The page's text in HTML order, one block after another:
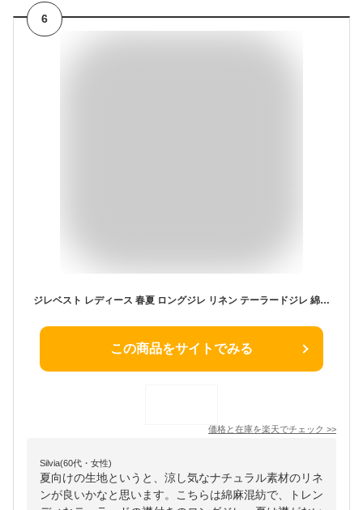
6
ジレベスト レディース 春夏 ロングジレ リネン テーラードジレ 綿麻 トレンチベスト テーラード風 無地 ジレンチ トップス ロングベスト 春 秋 夏
この商品をサイトでみる
価格と在庫を楽天でチェック >>
Silvia(60代・女性)
夏向けの生地というと、涼し気なナチュラル素材のリネ
ンが良いかなと思います。こちらは綿麻混紡で、トレン